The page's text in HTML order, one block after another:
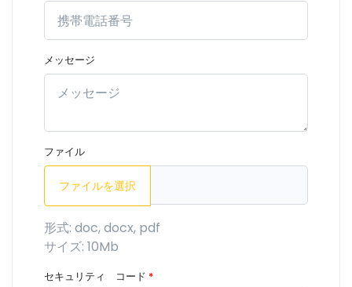
メッセージ
ファイル
ファイルを選択
形式: doc, docx, pdf
サイズ: 10Mb
セキュリティ コード *